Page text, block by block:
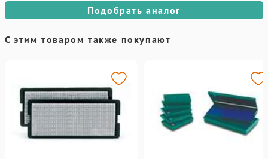
Подобрать аналог
С этим товаром также покупают